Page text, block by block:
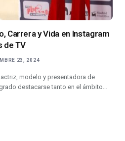
Carrera y Vida en Instagram
de TV
23, 2024
modelo y presentadora de
destacarse tanto en el ámbito…